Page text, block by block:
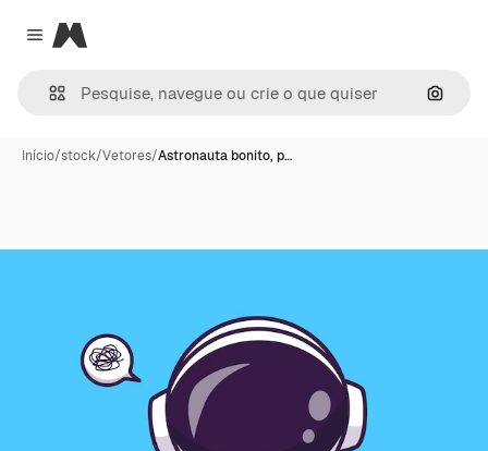
Close menu
Magnific
Início/stock/Vetores/Astronauta bonito, p…